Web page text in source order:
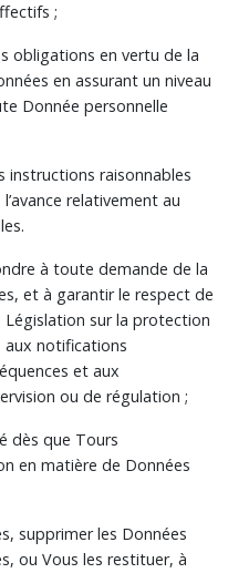
;
obligations en vertu de la
en assurant un niveau
Donnée personnelle
instructions raisonnables
relativement au
à toute demande de la
et à garantir le respect de
sur la protection
aux notifications
et aux
ou de régulation ;
dès que Tours
en matière de Données
supprimer les Données
ou Vous les restituer, à